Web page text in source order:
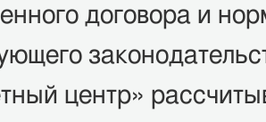
договора и
центр»